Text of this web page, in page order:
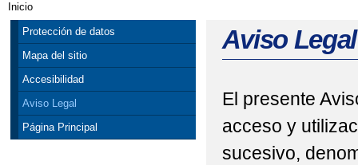
Se encuentra usted aquí
Inicio
Protección de datos
Mapa del sitio
Accesibilidad
Aviso Legal
Página Principal
Aviso Legal
El presente
acceso y
sucesivo,